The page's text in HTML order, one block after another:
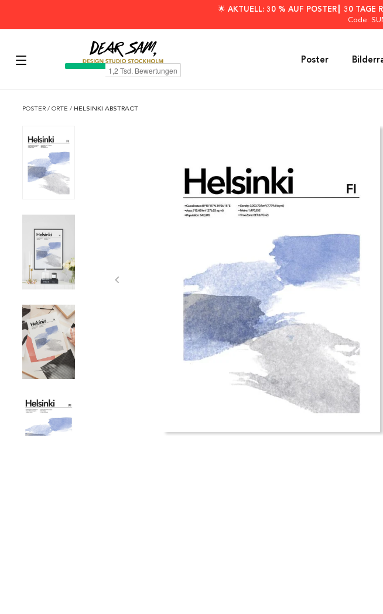
🌟 AKTUELL: 30 % AUF POSTER┃ 30 TAGE
Code:
Poster
POSTER / ORTE / HELSINKI ABSTRACT